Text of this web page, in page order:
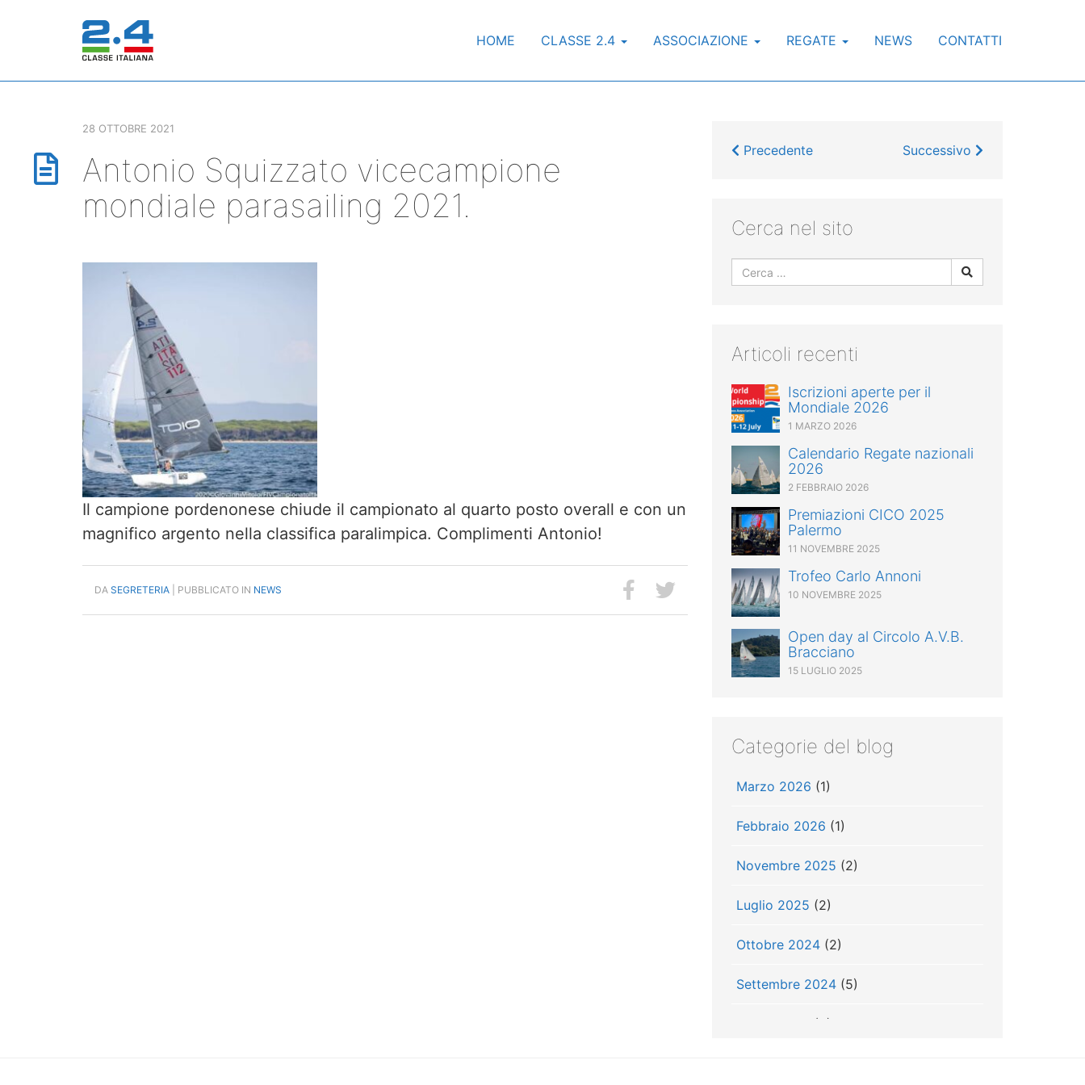
HOME CLASSE 2.4 ASSOCIAZIONE REGATE NEWS CONTATTI
28 OTTOBRE 2021
Antonio Squizzato vicecampione
mondiale parasailing 2021.
Il campione pordenonese chiude il campionato al quarto posto overall e con un
magnifico argento nella classifica paralimpica. Complimenti Antonio!
DA SEGRETERIA | PUBBLICATO IN NEWS
Precedente Successivo
Cerca nel sito
Articoli recenti
Iscrizioni aperte per il
Mondiale 2026
1 MARZO 2026
Calendario Regate nazionali
2026
2 FEBBRAIO 2026
Premiazioni CICO 2025
Palermo
11 NOVEMBRE 2025
Trofeo Carlo Annoni
10 NOVEMBRE 2025
Open day al Circolo A.V.B.
Bracciano
15 LUGLIO 2025
Categorie del blog
Marzo 2026 (1)
Febbraio 2026 (1)
Novembre 2025 (2)
Luglio 2025 (2)
Ottobre 2024 (2)
Settembre 2024 (5)
(3)